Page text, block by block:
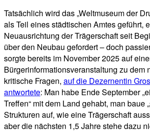
Tatsächlich wird das „Weltmuseum der
als Teil eines städtischen Amtes geführt,
Neuausrichtung der Trägerschaft seit
über den Neubau gefordert – doch
sorgte bereits im November 2025 auf
Bürgerinformationsveranstaltung zu dem
kritische Fragen, auf die Dezernentin
antwortete: Man habe Ende September
Treffen“ mit dem Land gehabt, man baue
Strukturen auf, wie eine Trägerschaft
aber die nächsten 1,5 Jahre stehe dazu